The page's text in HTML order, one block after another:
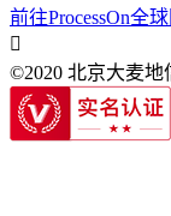
前往ProcessOn全

©2020 北京大麦地